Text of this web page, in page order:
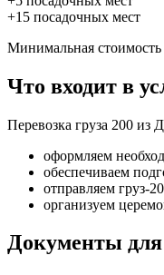
+15 посадочных мест
Минимальная
Что входит в
Перевозка груза 200
оформляем
обеспечиваем
отправляем груз-
организуем
Документы для